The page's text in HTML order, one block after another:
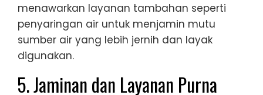
menawarkan layanan tambahan seperti
penyaringan air untuk menjamin mutu
sumber air yang lebih jernih dan layak
digunakan.
5. Jaminan dan Layanan Purna